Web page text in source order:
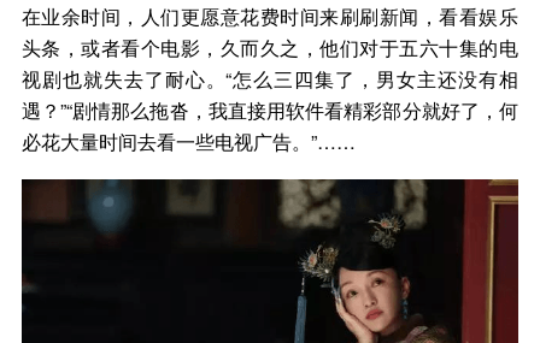
在业余时间，人们更愿意花费时间来刷刷新闻，看看娱乐
头条，或者看个电影，久而久之，他们对于五六十集的电
视剧也就失去了耐心。“怎么三四集了，男女主还没有相
遇？”“剧情那么拖沓，我直接用软件看精彩部分就好了，何
必花大量时间去看一些电视广告。”……